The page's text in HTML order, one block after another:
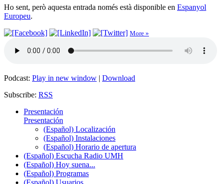
Ho sent, però aquesta entrada només està disponible en Espanyol
Europeu.
More »
Podcast: Play in new window | Download
Subscribe: RSS
Presentación
Presentación
(Español) Localización
(Español) Instalaciones
(Español) Horario de apertura
(Español) Escucha Radio UMH
(Español) Hoy suena...
(Español) Programas
(Español) Usuarios